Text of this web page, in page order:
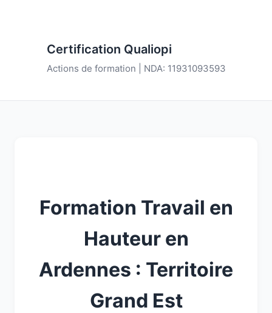
Certification Qualiopi
Actions de formation | NDA: 11931093593
Formation Travail en
Hauteur en
Ardennes : Territoire
Grand Est